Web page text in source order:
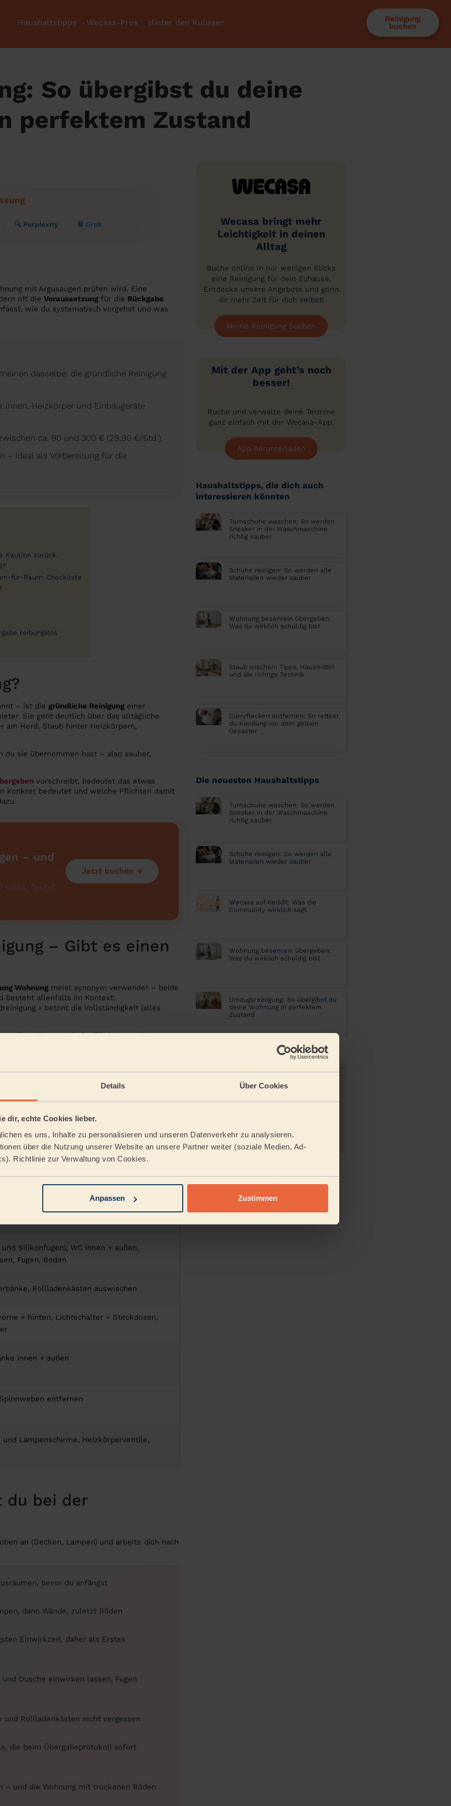
Details Über Cookies
dir, echte Cookies lieber.
es uns, Inhalte zu personalisieren und unseren Datenverkehr zu analysieren.
über die Nutzung unserer Website an unsere Partner weiter (soziale Medien, Ad-
Richtlinie zur Verwaltung von Cookies.
Anpassen Zustimmen
Haushaltstipps Wecasa-Pros Hinter den Kulissen
Reinigung
buchen
So übergibst du deine
perfektem Zustand
🔍 Perplexity 🧠 Grok
mit Argusaugen prüfen wird. Eine
oft die Voraussetzung für die Rückgabe
wie du systematisch vorgehst und was
dasselbe: die gründliche Reinigung
innen, Heizkörper und Einbaugeräte
ca. 90 und 300 € (29,90 €/Std.).
– ideal als Vorbereitung für die
Kaution zurück.
für-Raum-Checkliste
reibungslos
– ist die gründliche Reinigung einer
Sie geht deutlich über das alltägliche
am Herd, Staub hinter Heizkörpern,
du sie übernommen hast – also sauber,
vorschreibt, bedeutet das etwas
konkret bedeutet und welche Pflichten damit
– und
€/Std., flexibel
Jetzt buchen →
– Gibt es einen
Wohnung meist synonym verwendet – beide
besteht allenfalls im Kontext:
» betont die Vollständigkeit (alles
aller Räume und Oberflächenvor der
gereinigt
Checkliste
dürfen auf keinen Fall vergessen
Arbeitsflächen, Schränke innen + außen,
Fliesen, Boden
Silikonfugen), WC innen + außen,
Fugen, Boden
Rollladenkästen auswischen
+ hinten, Lichtschalter + Steckdosen,
innen + außen
entfernen
Lampenschirme, Heizkörperventile,
du bei der
an (Decken, Lampen) und arbeite dich nach
bevor du anfängst
dann Wände, zuletzt Böden
Einwirkzeit, daher als Erstes
Dusche einwirken lassen, Fugen
und Rollladenkästen nicht vergessen
die beim Übergabeprotokoll sofort
– und die Wohnung mit trockenen Böden
Wecasa bringt mehr
Leichtigkeit in deinen
Alltag
Buche online in nur wenigen Klicks
eine Reinigung für dein Zuhause.
Entdecke unsere Angebote und gönn
dir mehr Zeit für dich selbst!
Meine Reinigung buchen
Mit der App geht’s noch
besser!
Buche und verwalte deine Termine
ganz einfach mit der Wecasa-App.
App herunterladen
Haushaltstipps, die dich auch
interessieren könnten
Turnschuhe waschen: So werden
Sneaker in der Waschmaschine
richtig sauber
Schuhe reinigen: So werden alle
Materialien wieder sauber
Wohnung besenrein übergeben:
Was du wirklich schuldig bist
Staub wischen: Tipps, Hausmittel
und die richtige Technik
Curryflecken entfernen: So rettest
du Kleidung vor dem gelben
Desaster
Die neuesten Haushaltstipps
Turnschuhe waschen: So werden
Sneaker in der Waschmaschine
richtig sauber
Schuhe reinigen: So werden alle
Materialien wieder sauber
Wecasa auf Reddit: Was die
Community wirklich sagt
Wohnung besenrein übergeben:
Was du wirklich schuldig bist
Umzugsreinigung: So übergibst du
deine Wohnung in perfektem
Zustand
Newsletter
erfahre direkt alle Tipps und Tricks!